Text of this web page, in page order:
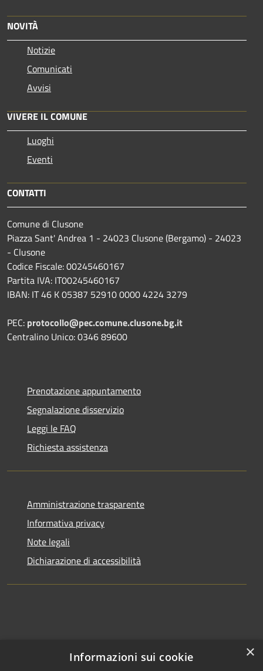
NOVITÀ
Notizie
Comunicati
Avvisi
VIVERE IL COMUNE
Luoghi
Eventi
CONTATTI
Comune di Clusone
Piazza Sant' Andrea 1 - 24023 Clusone (Bergamo) - 24023
- Clusone
Codice Fiscale: 00245460167
Partita IVA: IT00245460167
IBAN: IT 46 K 05387 52910 0000 4224 3279
PEC: protocollo@pec.comune.clusone.bg.it
Centralino Unico: 0346 89600
Prenotazione appuntamento
Segnalazione disservizio
Leggi le FAQ
Richiesta assistenza
Amministrazione trasparente
Informativa privacy
Note legali
Dichiarazione di accessibilità
×
Informazioni sui cookie